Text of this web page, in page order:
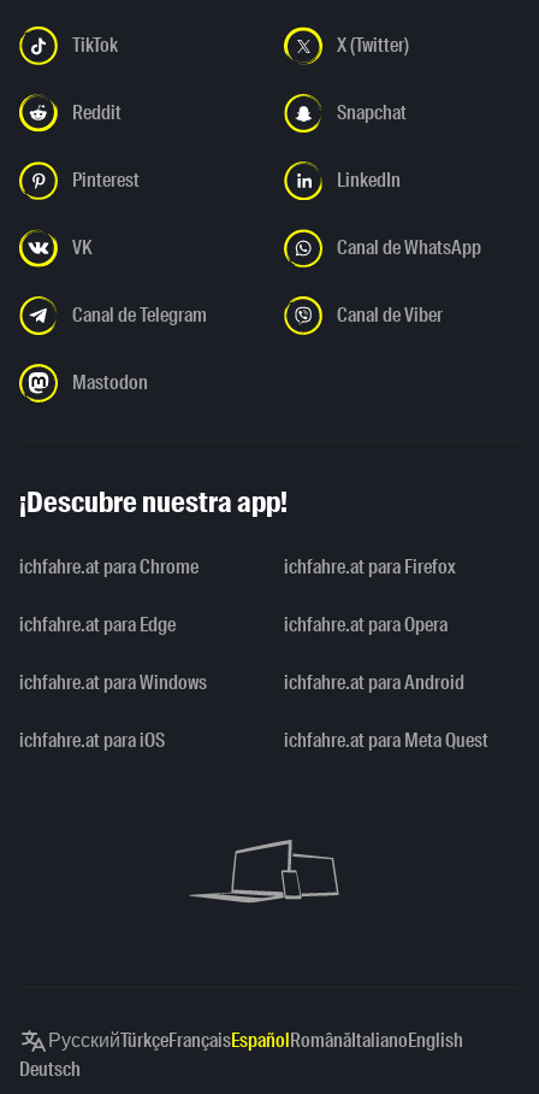
TikTok X (Twitter)
Reddit Snapchat
Pinterest LinkedIn
VK Canal de WhatsApp
Canal de Telegram Canal de Viber
Mastodon
¡Descubre nuestra app!
ichfahre.at para Chrome ichfahre.at para Firefox
ichfahre.at para Edge ichfahre.at para Opera
ichfahre.at para Windows ichfahre.at para Android
ichfahre.at para iOS ichfahre.at para Meta Quest
РусскийTürkçeFrançaisEspañolRomânăItalianoEnglish
Deutsch